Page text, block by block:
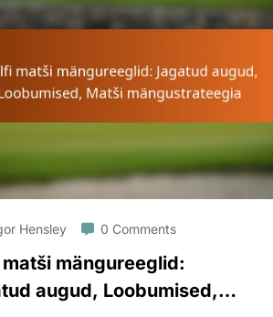
Hensley 0 Comments
mängureeglid:
augud, Loobumised,